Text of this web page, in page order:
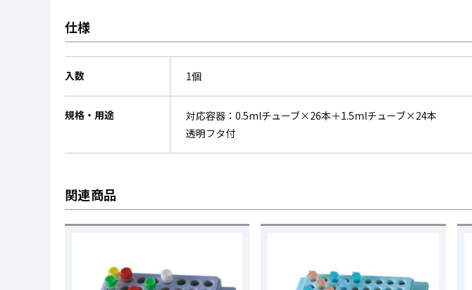
仕様
入数 1個
規格・用途
対応容器：0.5mlチューブ×26本＋1.5mlチューブ×24本
透明フタ付
関連商品